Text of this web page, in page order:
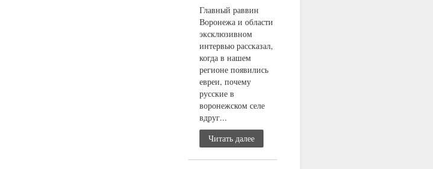
Главный раввин
Воронежа и области
эксклюзивном
интервью рассказал,
когда в нашем
регионе появились
евреи, почему
русские в
воронежском селе
вдруг...
Читать далее